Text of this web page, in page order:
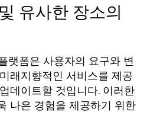
유사한 장소의
폼은 사용자의 요구와 변
래지향적인 서비스를 제공
데이트할 것입니다. 이러한
나은 경험을 제공하기 위한